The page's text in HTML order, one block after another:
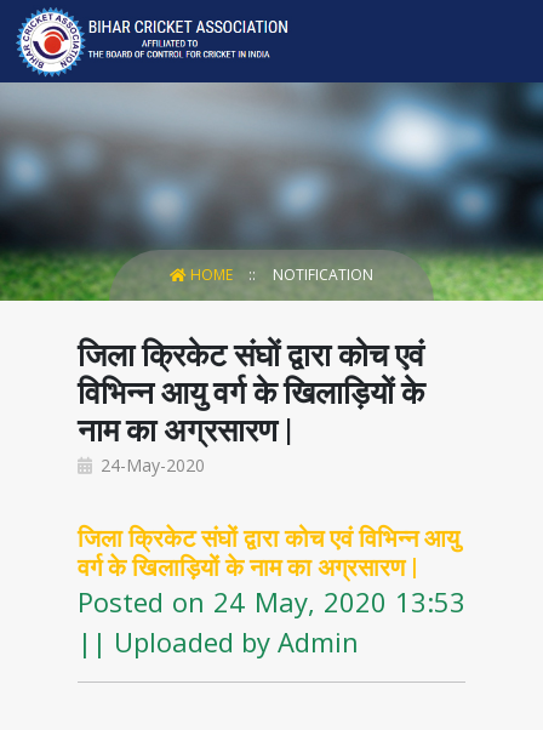
HOME NOTIFICATION
जिला क्रिकेट संघों द्वारा कोच एवं
विभिन्न आयु वर्ग के खिलाड़ियों के
नाम का अग्रसारण |
24-May-2020
जिला क्रिकेट संघों द्वारा कोच एवं विभिन्न आयु
वर्ग के खिलाड़ियों के नाम का अग्रसारण |
Posted on 24 May, 2020 13:53
|| Uploaded by Admin